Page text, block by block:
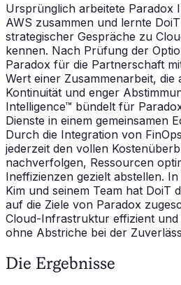
Ursprünglich arbeitete Paradox
AWS zusammen und lernte
strategischer Gespräche zu
kennen. Nach Prüfung der
Paradox für die Partnerschaft
Wert einer Zusammenarbeit,
Kontinuität und enger
Intelligence™ bündelt für
Dienste in einem gemeinsamen
Durch die Integration von
jederzeit den vollen
nachverfolgen, Ressourcen
Ineffizienzen gezielt abstellen.
Kim und seinem Team hat DoiT
auf die Ziele von Paradox
Cloud-Infrastruktur effizient und
ohne Abstriche bei der
Die Ergebnisse